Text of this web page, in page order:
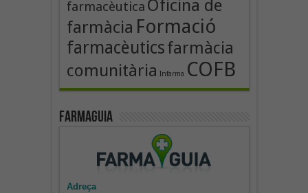
farmacèutica Oficina de
farmàcia Formació
farmacèuticsfarmàcia
comunitària Infarma COFB
Farmaguia
Adreça